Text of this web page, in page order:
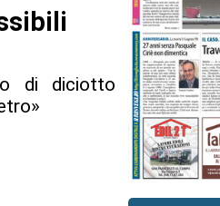
di diciotto